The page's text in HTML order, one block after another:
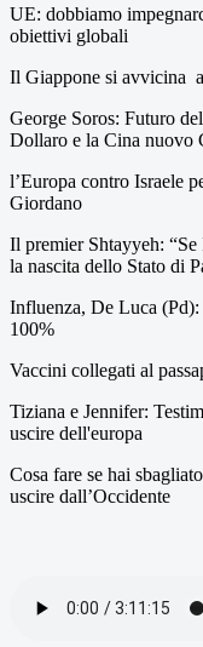
UE: dobbiamo
obiettivi globali
Il Giappone si avvicina
George Soros: Futuro
Dollaro e la Cina nuovo
l’Europa contro Israele
Giordano
Il premier Shtayyeh: “Se
la nascita dello Stato di
Influenza, De Luca (Pd):
100%
Vaccini collegati al
Tiziana e Jennifer:
uscire dell'europa
Cosa fare se hai
uscire dall’Occidente